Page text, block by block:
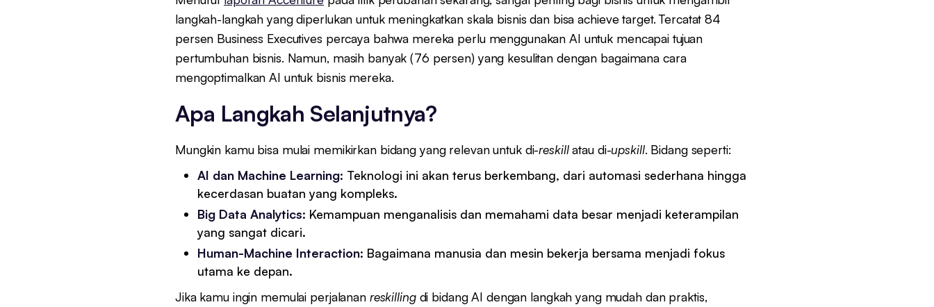
langkah-langkah yang diperlukan untuk meningkatkan skala bisnis dan bisa achieve target. Tercatat 84
persen Business Executives percaya bahwa mereka perlu menggunakan AI untuk mencapai tujuan
pertumbuhan bisnis. Namun, masih banyak (76 persen) yang kesulitan dengan bagaimana cara
mengoptimalkan AI untuk bisnis mereka.
Apa Langkah Selanjutnya?
Mungkin kamu bisa mulai memikirkan bidang yang relevan untuk di-reskillatau di-upskill. Bidang seperti:
AI dan Machine Learning: Teknologi ini akan terus berkembang, dari automasi sederhana hingga
kecerdasan buatan yang kompleks.
Big Data Analytics: Kemampuan menganalisis dan memahami data besar menjadi keterampilan
yang sangat dicari.
Human-Machine Interaction: Bagaimana manusia dan mesin bekerja bersama menjadi fokus
utama ke depan.
Jika kamu ingin memulai perjalanan reskillingdi bidang AI dengan langkah yang mudah dan praktis,